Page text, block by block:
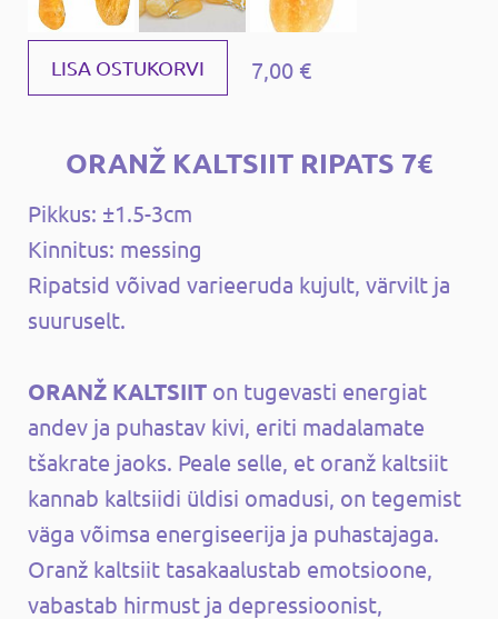
LISA OSTUKORVI 7,00 €
ORANŽ KALTSIIT RIPATS 7€
Pikkus: ±1.5-3cm
Kinnitus: messing
Ripatsid võivad varieeruda kujult, värvilt ja
suuruselt.
ORANŽ KALTSIIT on tugevasti energiat
andev ja puhastav kivi, eriti madalamate
tšakrate jaoks. Peale selle, et oranž kaltsiit
kannab kaltsiidi üldisi omadusi, on tegemist
väga võimsa energiseerija ja puhastajaga.
Oranž kaltsiit tasakaalustab emotsioone,
vabastab hirmust ja depressioonist,